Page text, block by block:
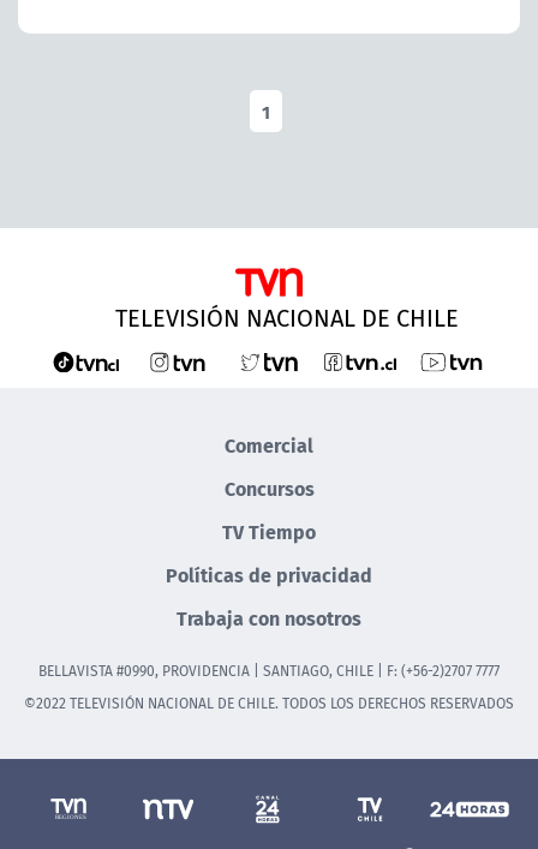
1
TELEVISIÓN NACIONAL DE CHILE
Comercial
Concursos
TV Tiempo
Políticas de privacidad
Trabaja con nosotros
BELLAVISTA #0990, PROVIDENCIA | SANTIAGO, CHILE | F: (+56-2)2707 7777
©2022 TELEVISIÓN NACIONAL DE CHILE. TODOS LOS DERECHOS RESERVADOS